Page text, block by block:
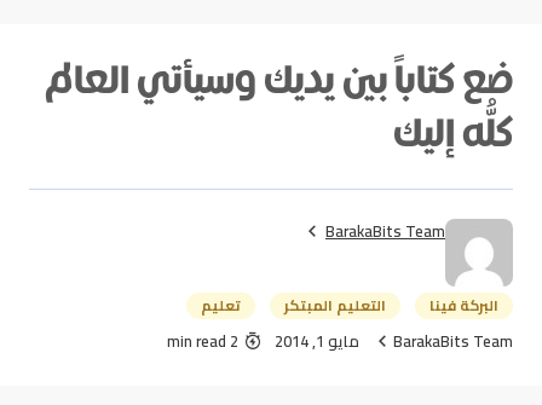
ضع كتاباً بين يديك وسيأتي العالم
كلُّه إليك
BarakaBits Team
البركة فينا التعليم المبتكر تعليم
BarakaBits Team مايو 1, 2014 2 min read